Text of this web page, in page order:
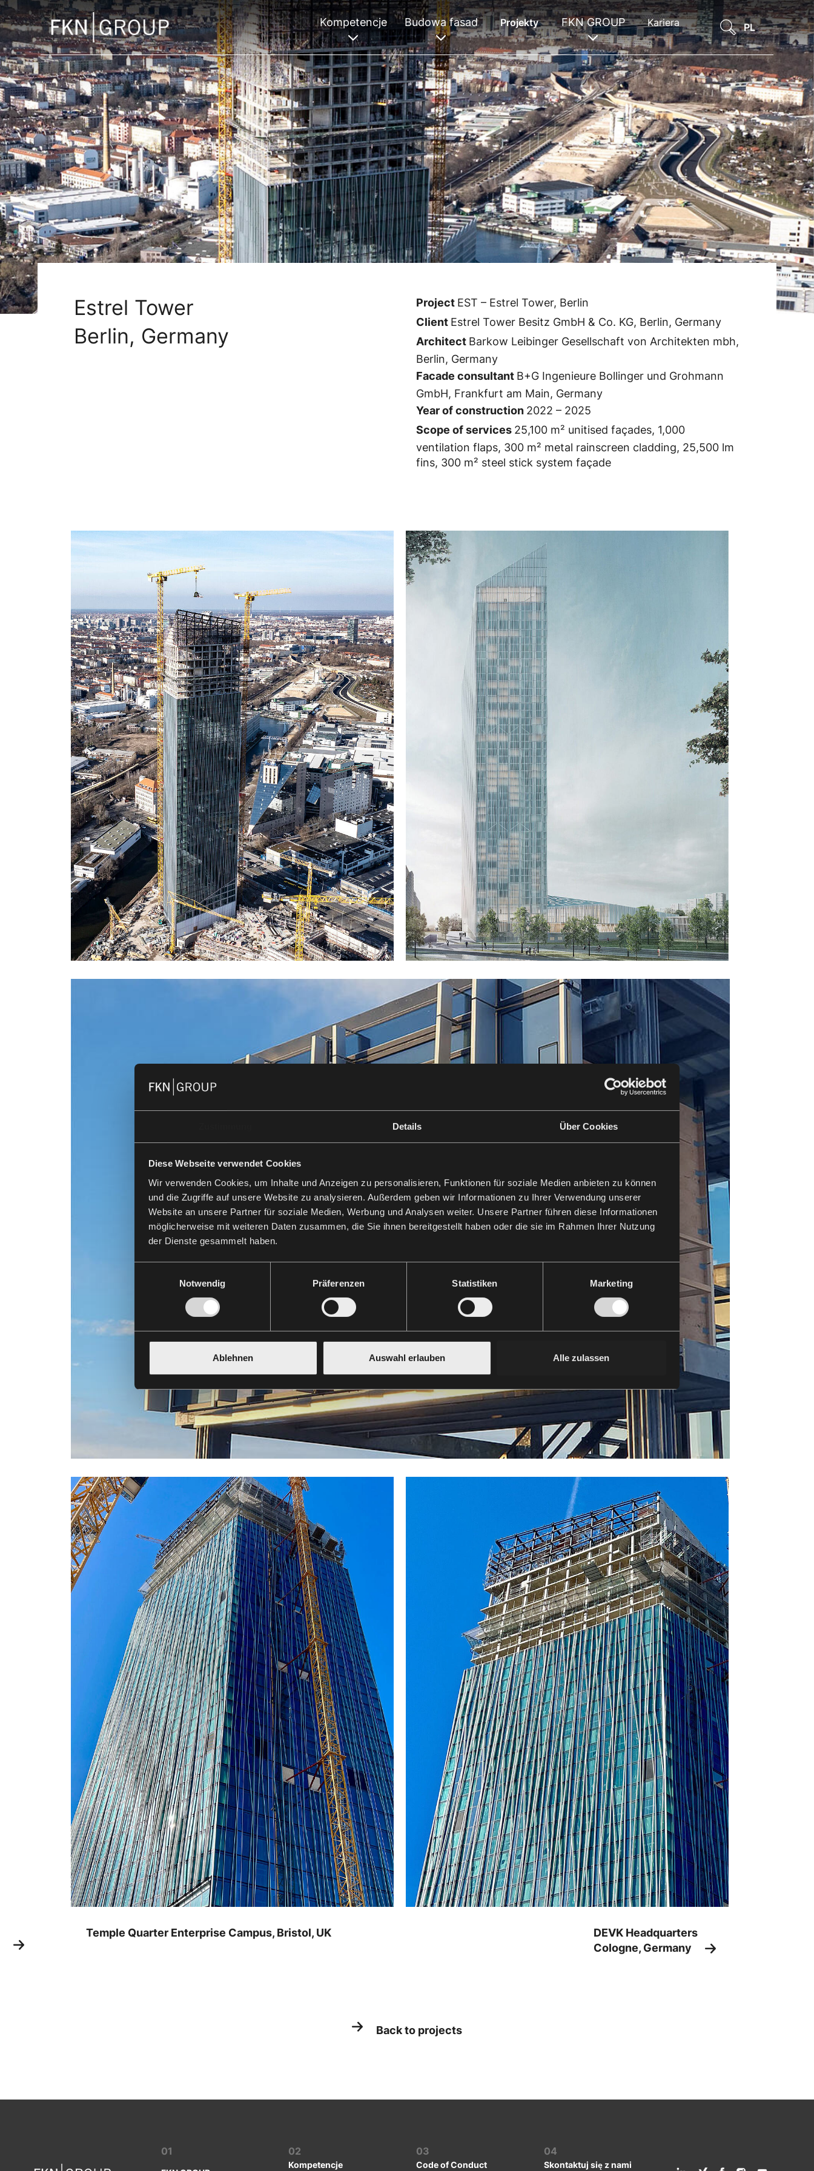
Details Über Cookies
Diese Webseite verwendet Cookies
Wir verwenden Cookies, um Inhalte und Anzeigen zu personalisieren, Funktionen für soziale Medien anbieten zu können
und die Zugriffe auf unsere Website zu analysieren. Außerdem geben wir Informationen zu Ihrer Verwendung unserer
Website an unsere Partner für soziale Medien, Werbung und Analysen weiter. Unsere Partner führen diese Informationen
möglicherweise mit weiteren Daten zusammen, die Sie ihnen bereitgestellt haben oder die sie im Rahmen Ihrer Nutzung
der Dienste gesammelt haben.
Notwendig
Präferenzen Statistiken Marketing
Ablehnen Auswahl erlauben Alle zulassen
Kompetencje Budowa fasad Projekty FKN GROUP Kariera PL
Estrel Tower
Berlin, Germany
Project EST – Estrel Tower, Berlin
Client Estrel Tower Besitz GmbH & Co. KG, Berlin, Germany
Architect Barkow Leibinger Gesellschaft von Architekten mbh,
Berlin, Germany
Facade consultant B+G Ingenieure Bollinger und Grohmann
GmbH, Frankfurt am Main, Germany
Year of construction 2022 – 2025
Scope of services 25,100 m² unitised façades, 1,000
ventilation flaps, 300 m² metal rainscreen cladding, 25,500 lm
fins, 300 m² steel stick system façade
Temple Quarter Enterprise Campus, Bristol, UK
DEVK Headquarters
Cologne, Germany
Back to projects
01 02
Kompetencje
03
Code of Conduct
04
Skontaktuj się z nami